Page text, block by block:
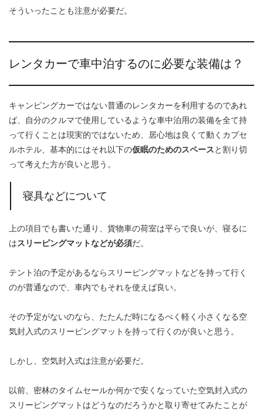
そういったことも注意が必要だ。
レンタカーで車中泊するのに必要な装備は？
キャンピングカーではない普通のレンタカーを利用するのであれ
ば、自分のクルマで使用しているような車中泊用の装備を全て持
って行くことは現実的ではないため、居心地は良くて動くカプセ
ルホテル、基本的にはそれ以下の仮眠のためのスペースと割り切
って考えた方が良いと思う。
寝具などについて
上の項目でも書いた通り、貨物車の荷室は平らで良いが、寝るに
はスリーピングマットなどが必須だ。
テント泊の予定があるならスリーピングマットなどを持って行く
のが普通なので、車内でもそれを使えば良い。
その予定がないのなら、たたんだ時になるべく軽く小さくなる空
気封入式のスリーピングマットを持って行くのが良いと思う。
しかし、空気封入式は注意が必要だ。
以前、密林のタイムセールか何かで安くなっていた空気封入式の
スリーピングマットはどうなのだろうかと取り寄せてみたことが